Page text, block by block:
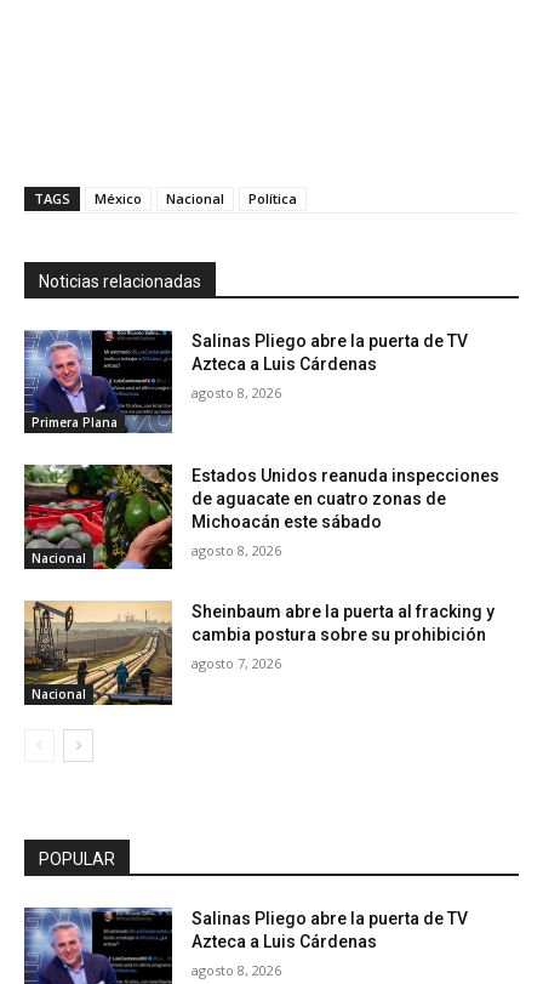
TAGS México Nacional Política
Noticias relacionadas
Primera Plana
Salinas Pliego abre la puerta de TV
Azteca a Luis Cárdenas
agosto 8, 2026
Nacional
Estados Unidos reanuda inspecciones
de aguacate en cuatro zonas de
Michoacán este sábado
agosto 8, 2026
Nacional
Sheinbaum abre la puerta al fracking y
cambia postura sobre su prohibición
agosto 7, 2026
POPULAR
Salinas Pliego abre la puerta de TV
Azteca a Luis Cárdenas
agosto 8, 2026